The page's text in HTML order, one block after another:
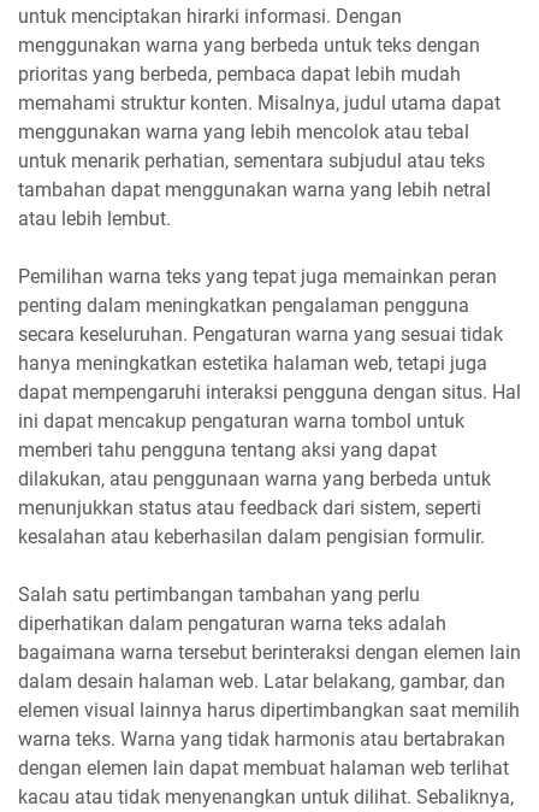
untuk menciptakan hirarki informasi. Dengan
menggunakan warna yang berbeda untuk teks dengan
prioritas yang berbeda, pembaca dapat lebih mudah
memahami struktur konten. Misalnya, judul utama dapat
menggunakan warna yang lebih mencolok atau tebal
untuk menarik perhatian, sementara subjudul atau teks
tambahan dapat menggunakan warna yang lebih netral
atau lebih lembut.
Pemilihan warna teks yang tepat juga memainkan peran
penting dalam meningkatkan pengalaman pengguna
secara keseluruhan. Pengaturan warna yang sesuai tidak
hanya meningkatkan estetika halaman web, tetapi juga
dapat mempengaruhi interaksi pengguna dengan situs. Hal
ini dapat mencakup pengaturan warna tombol untuk
memberi tahu pengguna tentang aksi yang dapat
dilakukan, atau penggunaan warna yang berbeda untuk
menunjukkan status atau feedback dari sistem, seperti
kesalahan atau keberhasilan dalam pengisian formulir.
Salah satu pertimbangan tambahan yang perlu
diperhatikan dalam pengaturan warna teks adalah
bagaimana warna tersebut berinteraksi dengan elemen lain
dalam desain halaman web. Latar belakang, gambar, dan
elemen visual lainnya harus dipertimbangkan saat memilih
warna teks. Warna yang tidak harmonis atau bertabrakan
dengan elemen lain dapat membuat halaman web terlihat
kacau atau tidak menyenangkan untuk dilihat. Sebaliknya,